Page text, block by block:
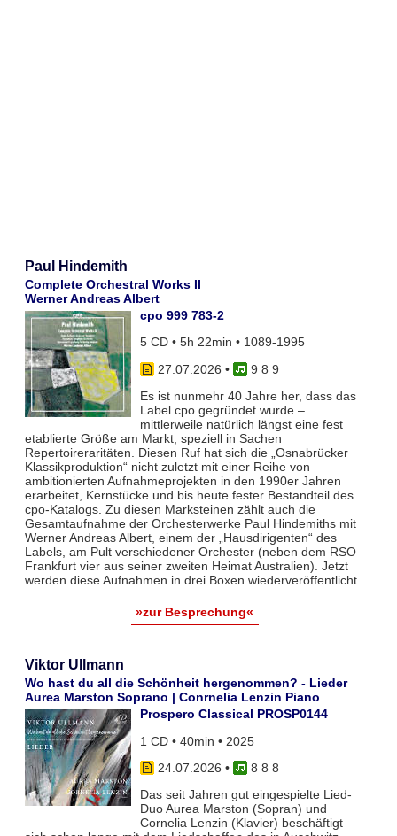
Paul Hindemith
Complete Orchestral Works II
Werner Andreas Albert
cpo 999 783-2
5 CD • 5h 22min • 1089-1995
27.07.2026 •
9 8 9
Es ist nunmehr 40 Jahre her, dass das
Label cpo gegründet wurde –
mittlerweile natürlich längst eine fest
etablierte Größe am Markt, speziell in Sachen
Repertoireraritäten. Diesen Ruf hat sich die „Osnabrücker
Klassikproduktion“ nicht zuletzt mit einer Reihe von
ambitionierten Aufnahmeprojekten in den 1990er Jahren
erarbeitet, Kernstücke und bis heute fester Bestandteil des
cpo-Katalogs. Zu diesen Marksteinen zählt auch die
Gesamtaufnahme der Orchesterwerke Paul Hindemiths mit
Werner Andreas Albert, einem der „Hausdirigenten“ des
Labels, am Pult verschiedener Orchester (neben dem RSO
Frankfurt vier aus seiner zweiten Heimat Australien). Jetzt
werden diese Aufnahmen in drei Boxen wiederveröffentlicht.
»zur Besprechung«
Viktor Ullmann
Wo hast du all die Schönheit hergenommen? - Lieder
Aurea Marston Soprano | Conrnelia Lenzin Piano
Prospero Classical PROSP0144
1 CD • 40min • 2025
24.07.2026 •
8 8 8
Das seit Jahren gut eingespielte Lied-
Duo Aurea Marston (Sopran) und
Cornelia Lenzin (Klavier) beschäftigt